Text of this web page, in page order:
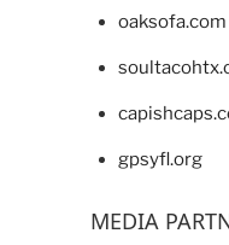
oaksofa.com
gpsyfl.org
MEDIA